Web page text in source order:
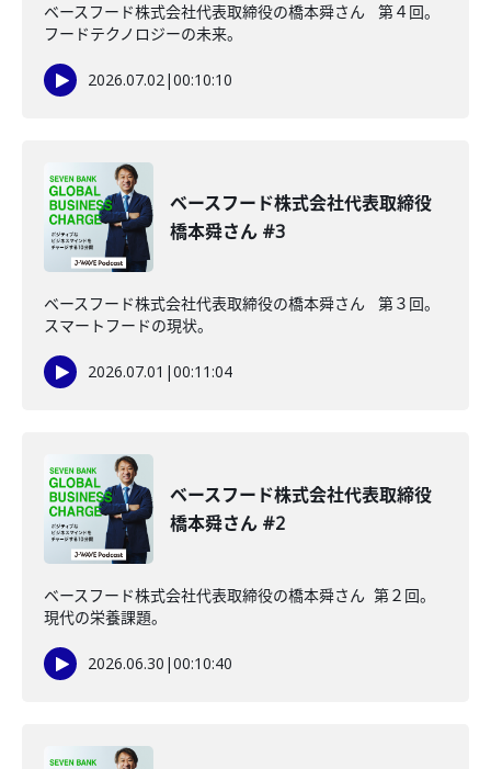
ベースフード株式会社代表取締役の橋本舜さん 第４回。
フードテクノロジーの未来。
2026.07.02|00:10:10
ベースフード株式会社代表取締役
橋本舜さん #3
ベースフード株式会社代表取締役の橋本舜さん 第３回。
スマートフードの現状。
2026.07.01 |00:11:04
ベースフード株式会社代表取締役
橋本舜さん #2
ベースフード株式会社代表取締役の橋本舜さん 第２回。
現代の栄養課題。
2026.06.30 |00:10:40